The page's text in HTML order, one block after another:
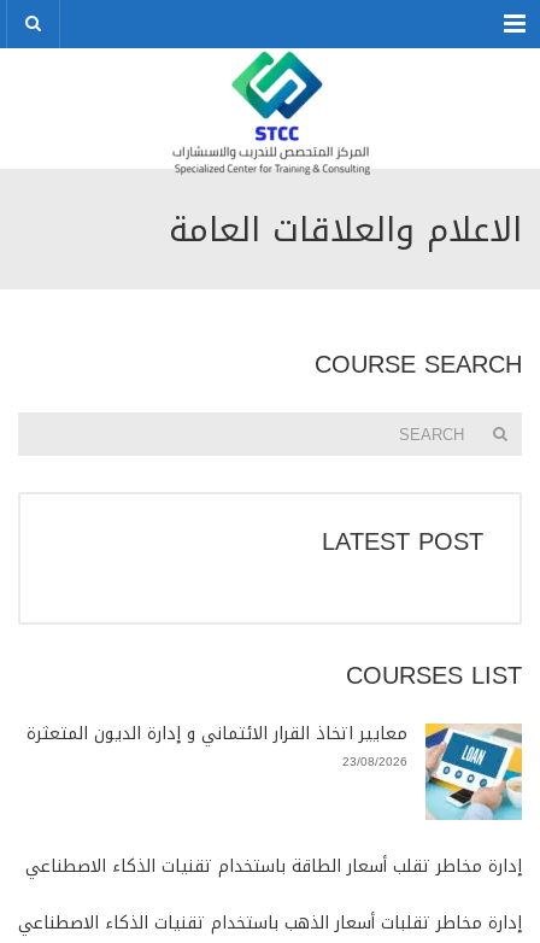
Menu
الاعلام والعلاقات العامة
COURSE SEARCH
LATEST POST
COURSES LIST
معايير اتخاذ القرار الائتماني و إدارة الديون المتعثرة
23/08/2026
إدارة مخاطر تقلب أسعار الطاقة باستخدام تقنيات الذكاء الاصطناعي
إدارة مخاطر تقلبات أسعار الذهب باستخدام تقنيات الذكاء الاصطناعي